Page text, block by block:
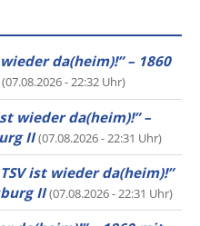
da(heim)!” – 1860
(07.08.2026 - 22:32 Uhr)
wieder da(heim)!” –
II (07.08.2026 - 22:31 Uhr)
ist wieder da(heim)!”
II (07.08.2026 - 22:31 Uhr)